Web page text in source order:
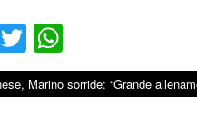
T
wi
tte
ha
ts
navigation
Marino sorride: “Grande